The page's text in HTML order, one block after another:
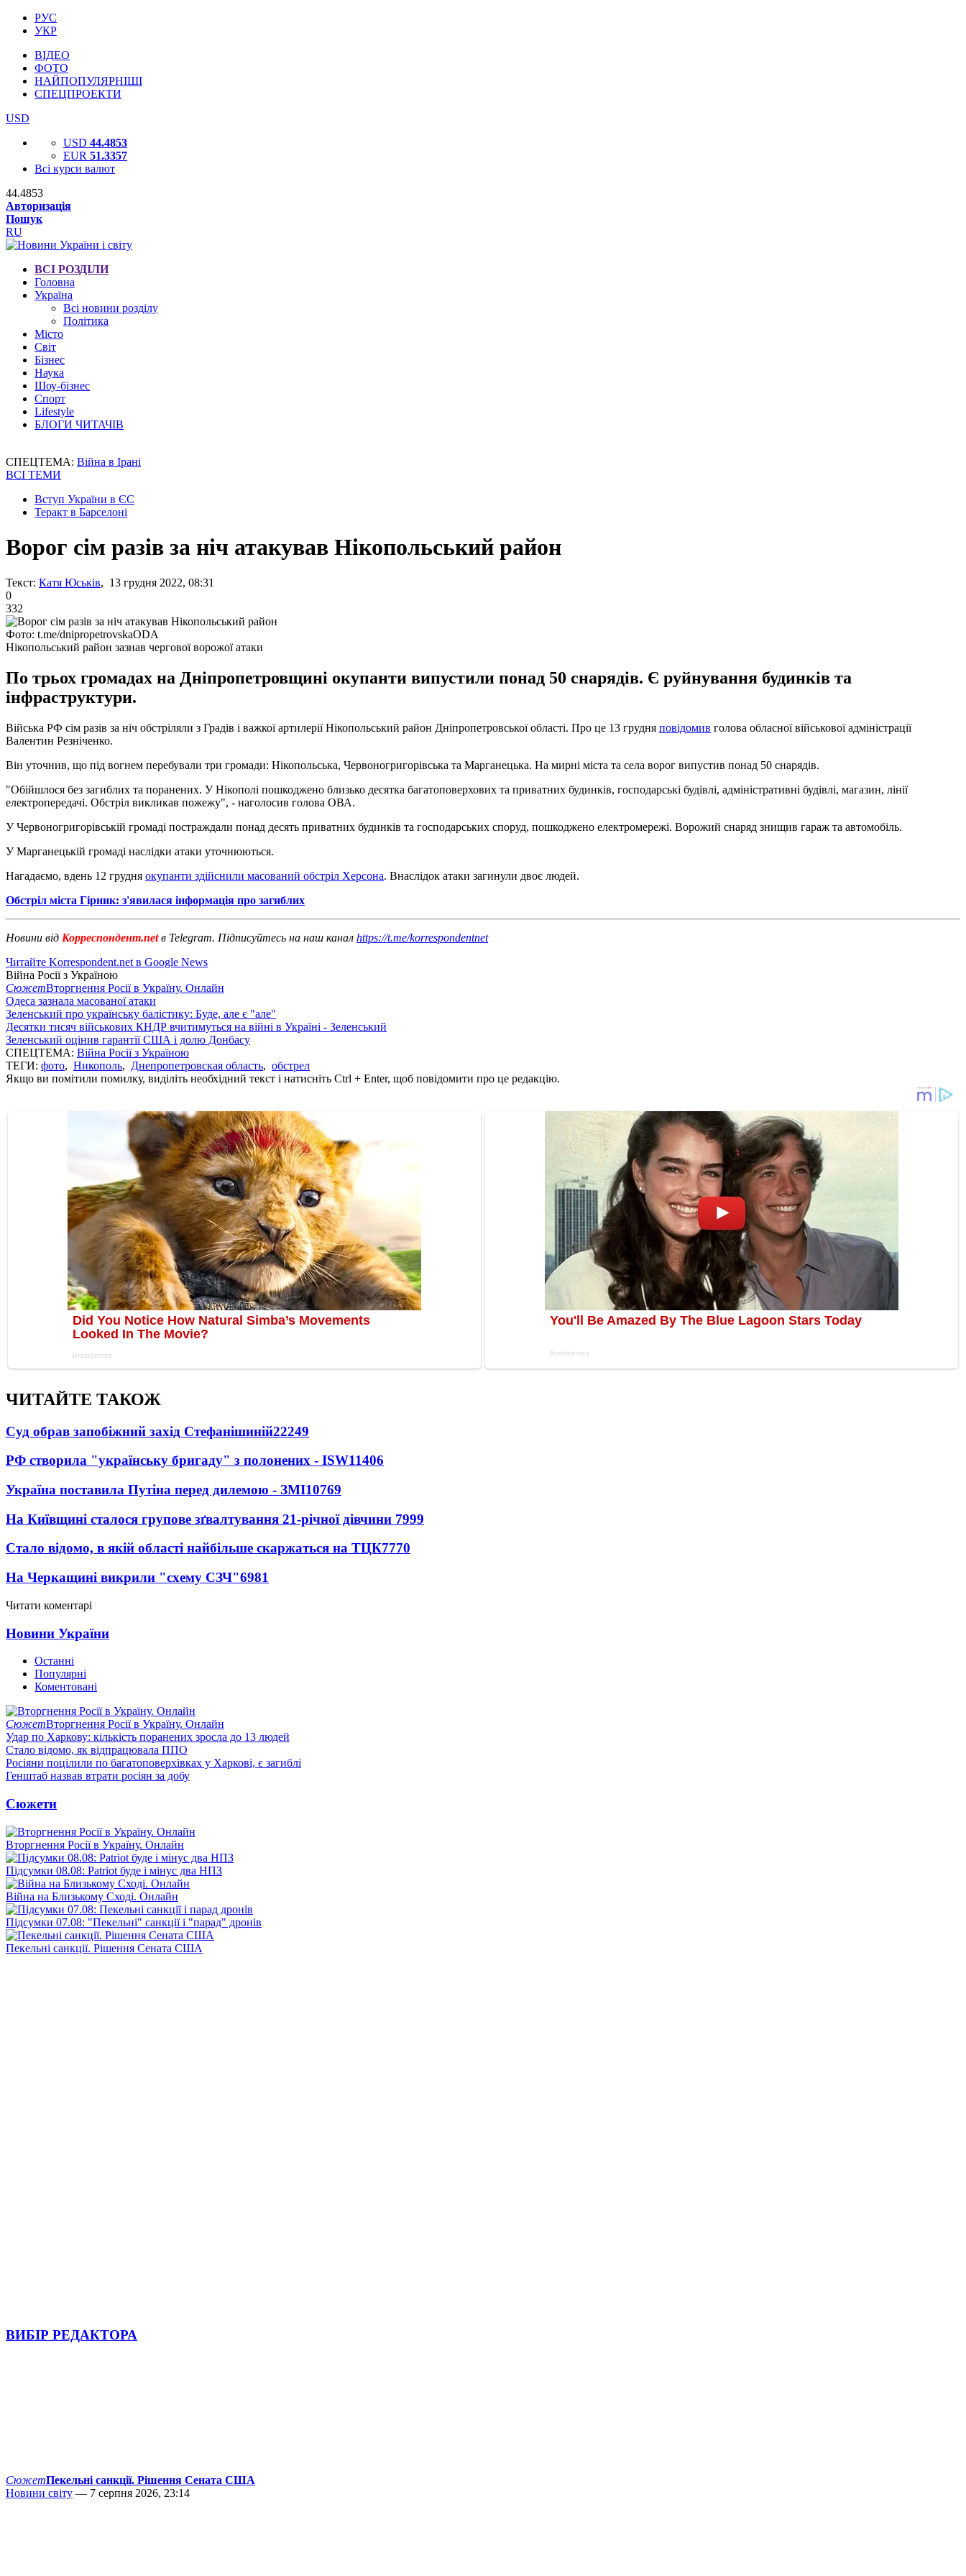
РУС
УКР
ВІДЕО
ФОТО
НАЙПОПУЛЯРНІШІ
СПЕЦПРОЕКТИ
USD
USD 44.4853
EUR 51.3357
Всі курси валют
44.4853
Авторизація
Пошук
RU
ВСІ РОЗДІЛИ
Головна
Україна
Всі новини розділу
Політика
Місто
Світ
Бізнес
Наука
Шоу-бізнес
Спорт
Lifestyle
БЛОГИ ЧИТАЧІВ
СПЕЦТЕМА: Війна в Ірані
ВСІ ТЕМИ
Вступ України в ЄС
Теракт в Барселоні
Ворог сім разів за ніч атакував Нікопольський район
Текст: Катя Юськів, 13 грудня 2022, 08:31
0
332
Фото: t.me/dnipropetrovskaODA
Нікопольський район зазнав чергової ворожої атаки
По трьох громадах на Дніпропетровщині окупанти випустили понад 50 снарядів. Є руйнування будинків та
інфраструктури.
Війська РФ сім разів за ніч обстріляли з Градів і важкої артилерії Нікопольський район Дніпропетровської області. Про це 13 грудня повідомив голова обласної військової адміністрації
Валентин Резніченко.
Він уточнив, що під вогнем перебували три громади: Нікопольська, Червоногригорівська та Марганецька. На мирні міста та села ворог випустив понад 50 снарядів.
"Обійшлося без загиблих та поранених. У Нікополі пошкоджено близько десятка багатоповерхових та приватних будинків, господарські будівлі, адміністративні будівлі, магазин, лінії
електропередачі. Обстріл викликав пожежу", - наголосив голова ОВА.
У Червоногригорівській громаді постраждали понад десять приватних будинків та господарських споруд, пошкоджено електромережі. Ворожий снаряд знищив гараж та автомобіль.
У Марганецькій громаді наслідки атаки уточнюються.
Нагадаємо, вдень 12 грудня окупанти здійснили масований обстріл Херсона. Внаслідок атаки загинули двоє людей.
Обстріл міста Гірник: з'явилася інформація про загиблих
Новини від Корреспондент.netв Telegram. Підписуйтесь на наш канал https://t.me/korrespondentnet
Читайте Korrespondent.net в Google News
Війна Росії з Україною
СюжетВторгнення Росії в Україну. Онлайн
Одеса зазнала масованої атаки
Зеленський про українську балістику: Буде, але є "але"
Десятки тисяч військових КНДР вчитимуться на війні в Україні - Зеленський
Зеленський оцінив гарантії США і долю Донбасу
СПЕЦТЕМА: Війна Росії з Україною
ТЕГИ: фото, Никополь, Днепропетровская область, обстрел
Якщо ви помітили помилку, виділіть необхідний текст і натисніть Ctrl + Enter, щоб повідомити про це редакцію.
ЧИТАЙТЕ ТАКОЖ
Суд обрав запобіжний захід Стефанішиній22249
РФ створила "українську бригаду" з полонених - ISW11406
Україна поставила Путіна перед дилемою - ЗМІ10769
На Київщині сталося групове зґвалтування 21-річної дівчини 7999
Стало відомо, в якій області найбільше скаржаться на ТЦК7770
На Черкащині викрили "схему СЗЧ"6981
Читати коментарі
Новини України
Останні
Популярні
Коментовані
СюжетВторгнення Росії в Україну. Онлайн
Удар по Харкову: кількість поранених зросла до 13 людей
Стало відомо, як відпрацювала ППО
Росіяни поцілили по багатоповерхівках у Харкові, є загиблі
Генштаб назвав втрати росіян за добу
Сюжети
Вторгнення Росії в Україну. Онлайн
Підсумки 08.08: Patriot буде і мінус два НПЗ
Війна на Близькому Сході. Онлайн
Підсумки 07.08: "Пекельні" санкції і "парад" дронів
Пекельні санкції. Рішення Сената США
ВИБІР РЕДАКТОРА
СюжетПекельні санкції. Рішення Сената США
Новини світу — 7 серпня 2026, 23:14